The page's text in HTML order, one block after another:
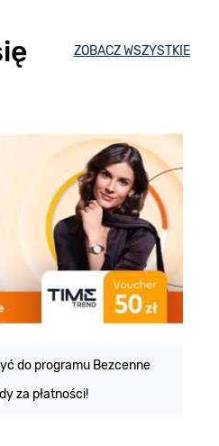
ZOBACZ WSZYSTKIE
do programu Bezcenne
za płatności!